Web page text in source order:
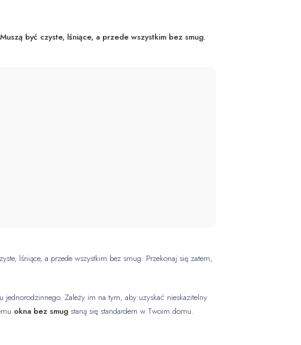
być czyste, lśniące, a przede wszystkim bez smug.
lśniące, a przede wszystkim bez smug. Przekonaj się zatem,
jednorodzinnego. Zależy im na tym, aby uzyskać nieskazitelny
okna bez smug staną się standardem w Twoim domu.